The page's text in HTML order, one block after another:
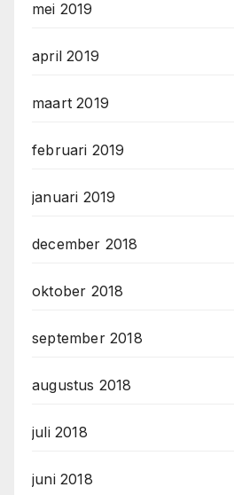
mei 2019
april 2019
maart 2019
februari 2019
januari 2019
december 2018
oktober 2018
september 2018
augustus 2018
juli 2018
juni 2018